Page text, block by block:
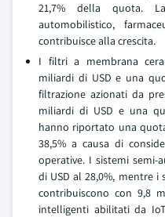
21,7% della quota.
automobilistico,
contribuisce alla crescita.
I filtri a membrana
miliardi di USD e una
filtrazione azionati da
miliardi di USD e una
hanno riportato una
38,5% a causa di
operative. I sistemi semi-
di USD al 28,0%, mentre
contribuiscono con 9,8
intelligenti abilitati da